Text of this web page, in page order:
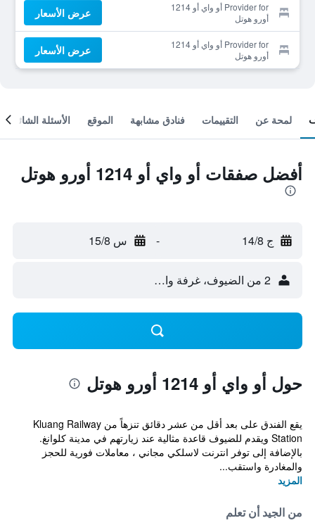
Provider for أو واي أو 1214
أورو هوتل
عرض الأسعار
Provider for أو واي أو 1214
أورو هوتل
عرض الأسعار
لمحة عن التقييمات فنادق مشابهة الموقع الأسئلة الشائعة
أفضل صفقات أو واي أو 1214 أورو هوتل
ج 14/8 - س 15/8
2 من الضيوف، غرفة واحدة
حول أو واي أو 1214 أورو هوتل
يقع الفندق على بعد أقل من عشر دقائق تنزهاً من Kluang Railway
Station ويقدم للضيوف قاعدة مثالية عند زيارتهم في مدينة كلوانغ.
بالإضافة إلى توفر انترنت لاسلكي مجاني ، معاملات فورية للحجز
والمغادرة واستقب...
المزيد
من الجيد أن تعلم